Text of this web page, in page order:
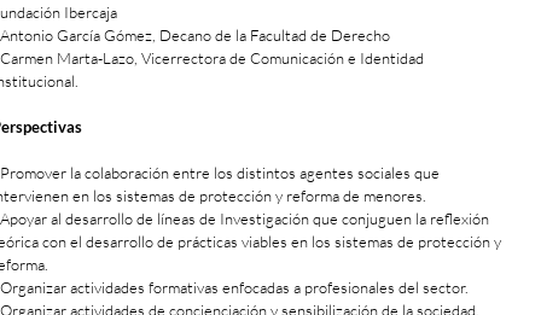
Ibercaja
García Gómez, Decano de la Facultad de Derecho
Marta-Lazo, Vicerrectora de Comunicación e Identidad
la colaboración entre los distintos agentes sociales que
en los sistemas de protección y reforma de menores.
al desarrollo de líneas de Investigación que conjuguen la reflexión
con el desarrollo de prácticas viables en los sistemas de protección y
actividades formativas enfocadas a profesionales del sector.
actividades de concienciación y sensibilización de la sociedad.